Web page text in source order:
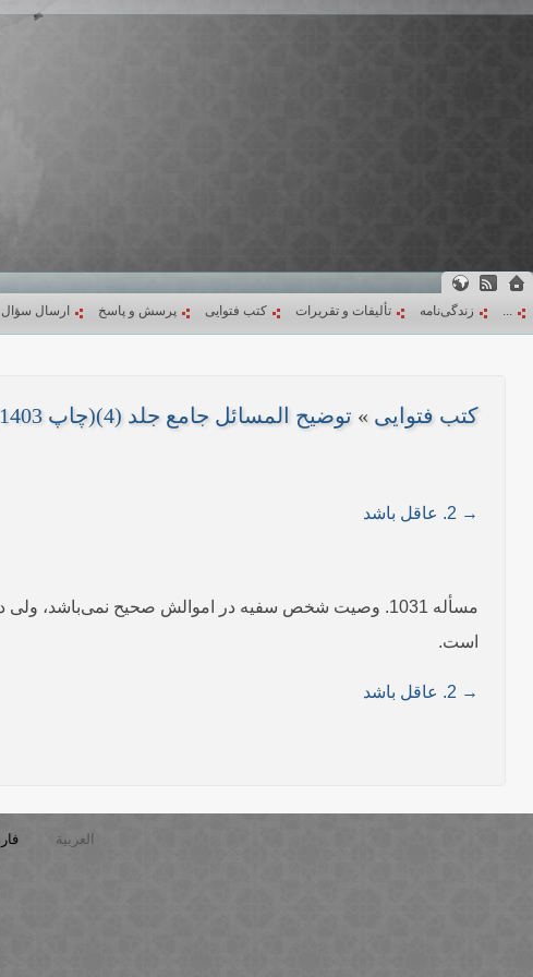
... زندگی‌نامه تألیفات و تقریرات کتب فتوایی پرسش و پاسخ ارسال سؤال
کتب فتوایی » توضیح المسائل جامع جلد (4)(چاپ 1403)
→ 2. عاقل باشد
مسأله 1031. وصیت شخص سفیه در اموالش صحیح
است.
→ 2. عاقل باشد
العربية